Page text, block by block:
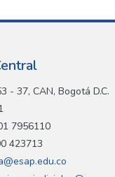
- 37, CAN, Bogotá D.C.
7956110
423713